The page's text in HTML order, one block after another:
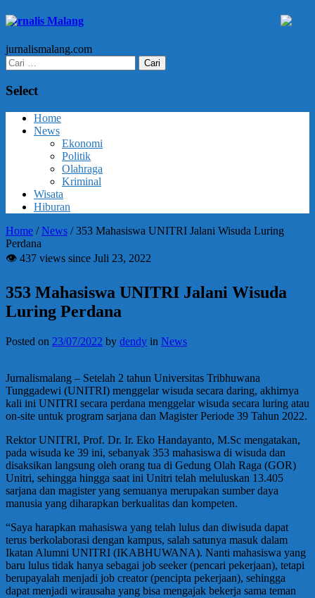
Jurnalis Malang
jurnalismalang.com
Cari
untuk:
Select
Home
News
Ekonomi
Politik
Olahraga
Kriminal
Wisata
Hiburan
Home /News /353 Mahasiswa UNITRI Jalani Wisuda Luring
Perdana
👁 437 views since Juli 23, 2022
353 Mahasiswa UNITRI Jalani Wisuda
Luring Perdana
Posted on 23/07/2022 by dendy in News
Jurnalismalang – Setelah 2 tahun Universitas Tribhuwana
Tunggadewi (UNITRI) menggelar wisuda secara daring, akhirnya
kali ini UNITRI secara perdana menggelar wisuda secara luring atau
on-site untuk program sarjana dan Magister Periode 39 Tahun 2022.
Rektor UNITRI, Prof. Dr. Ir. Eko Handayanto, M.Sc mengatakan,
pada wisuda ke 39 ini, sebanyak 353 mahasiswa di wisuda dan
disaksikan langsung oleh orang tua di Gedung Olah Raga (GOR)
Unitri, sehingga hingga saat ini Unitri telah meluluskan 13.405
sarjana dan magister yang semuanya merupakan sumber daya
manusia yang diharapkan berkualitas dan kompeten.
“Saya harapkan mahasiswa yang telah lulus dan diwisuda dapat
terus berkolaborasi dengan kampus, salah satunya masuk dalam
Ikatan Alumni UNITRI (IKABHUWANA). Nanti mahasiswa yang
baru lulus tidak hanya sebagai job seeker (pencari pekerjaan), tetapi
berupayalah menjadi job creator (pencipta pekerjaan), sehingga
dapat menjadi wirausaha yang bisa mengajak bekerja sama teman